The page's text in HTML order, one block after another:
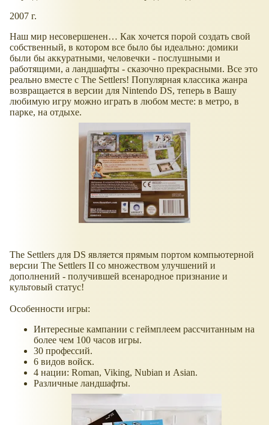
2007 г.
Наш мир несовершенен… Как хочется порой создать свой
собственный, в котором все было бы идеально: домики
были бы аккуратными, человечки - послушными и
работящими, а ландшафты - сказочно прекрасными. Все это
реально вместе с The Settlers! Популярная классика жанра
возвращается в версии для Nintendo DS, теперь в Вашу
любимую игру можно играть в любом месте: в метро, в
парке, на отдыхе.
The Settlers для DS является прямым портом компьютерной
версии The Settlers II со множеством улучшений и
дополнений - получившей всенародное признание и
культовый статус!
Особенности игры:
Интересные кампании с геймплеем рассчитанным на
более чем 100 часов игры.
30 профессий.
6 видов войск.
4 нации: Roman, Viking, Nubian и Asian.
Различные ландшафты.